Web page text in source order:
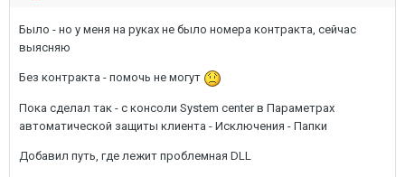
Было - но у меня на руках не было номера контракта, сейчас
выясняю
Без контракта - помочь не могут
Пока сделал так - с консоли System center в Параметрах
автоматической защиты клиента - Исключения - Папки
Добавил путь, где лежит проблемная DLL